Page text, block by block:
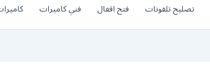
تصليح تلفونات فتح اقفال فني كاميرات